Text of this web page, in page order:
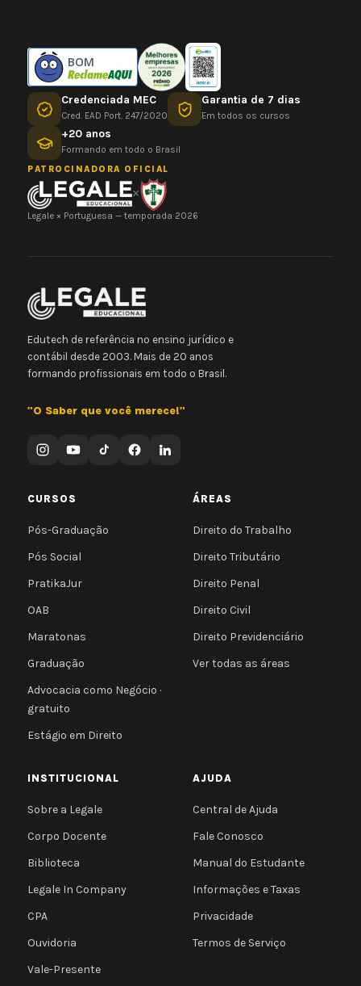
BOM
Credenciada MEC
Cred. EAD Port. 247/2020
Garantia de 7 dias
Em todos os cursos
+20 anos
Formando em todo o Brasil
PATROCINADORA OFICIAL
×
Legale × Portuguesa — temporada 2026
Edutech de referência no ensino jurídico e
contábil desde 2003. Mais de 20 anos
formando profissionais em todo o Brasil.
"O Saber que você merece!"
CURSOS
Pós-Graduação
Pós Social
PratikaJur
OAB
Maratonas
Graduação
Advocacia como Negócio ·
gratuito
Estágio em Direito
ÁREAS
Direito do Trabalho
Direito Tributário
Direito Penal
Direito Civil
Direito Previdenciário
Ver todas as áreas
INSTITUCIONAL
Sobre a Legale
Corpo Docente
Biblioteca
Legale In Company
CPA
Ouvidoria
Vale-Presente
AJUDA
Central de Ajuda
Fale Conosco
Manual do Estudante
Informações e Taxas
Privacidade
Termos de Serviço